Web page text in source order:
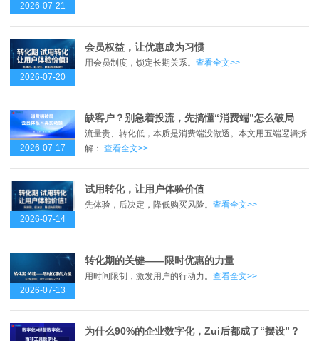
2026-07-21
2026-07-20
会员权益，让优惠成为习惯
用会员制度，锁定长期关系。 查看全文>>
2026-07-17
缺客户？别急着投流，先搞懂“消费端”怎么破局
流量贵、转化低，本质是消费端没做透。本文用五端逻辑拆
解：.查看全文>>
2026-07-14
试用转化，让用户体验价值
先体验，后决定，降低购买风险。 查看全文>>
2026-07-13
转化期的关键——限时优惠的力量
用时间限制，激发用户的行动力。 查看全文>>
为什么90%的企业数字化，Zui后都成了“摆设”？